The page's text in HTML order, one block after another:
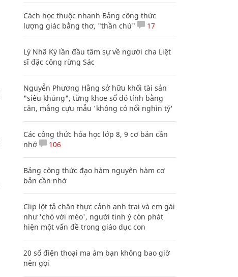
Cách học thuộc nhanh Bảng công thức
lượng giác bằng thơ, "thần chú"
17
Lý Nhã Kỳ lần đầu tâm sự về người cha Liệt
sĩ đặc công rừng Sác
Nguyễn Phương Hằng sở hữu khối tài sản
"siêu khủng", từng khoe sổ đỏ tính bằng
cân, mắng cựu mẫu 'không có nổi nghìn tỷ'
Các công thức hóa học lớp 8, 9 cơ bản cần
nhớ
106
Bảng công thức đạo hàm nguyên hàm cơ
bản cần nhớ
Clip lột tả chân thực cảnh anh trai và em gái
như 'chó với mèo', người tinh ý còn phát
hiện một vấn đề trong giáo dục con
20 số điện thoại ma ám bạn không bao giờ
nên gọi